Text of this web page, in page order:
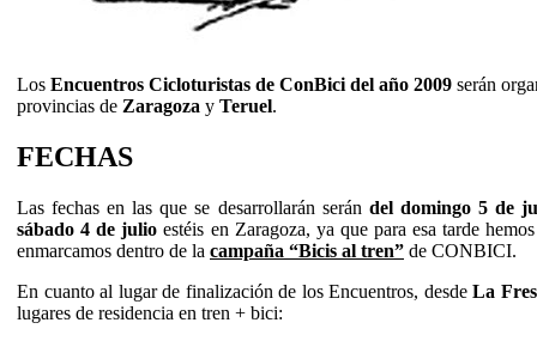
Los Encuentros Cicloturistas de ConBici del año 2009 serán
provincias de Zaragoza y Teruel.
FECHAS
Las fechas en las que se desarrollarán serán del domingo 5 de
sábado 4 de julio estéis en Zaragoza, ya que para esa tarde
enmarcamos dentro de la campaña “Bicis al tren” de CONBICI.
En cuanto al lugar de finalización de los Encuentros, desde La
lugares de residencia en tren + bici: